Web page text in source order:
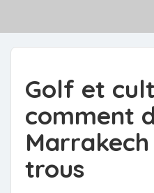
Golf et
comment
trous